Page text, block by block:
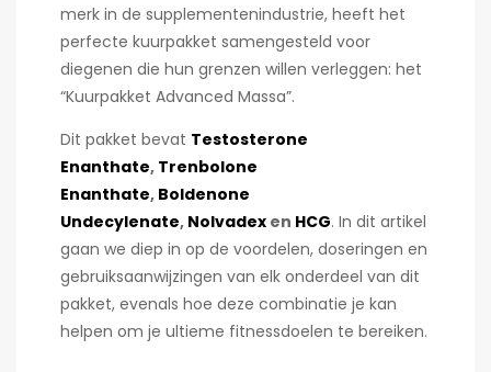
merk in de supplementenindustrie, heeft het
perfecte kuurpakket samengesteld voor
diegenen die hun grenzen willen verleggen: het
“Kuurpakket Advanced Massa”.
Dit pakket bevat Testosterone
Enanthate, Trenbolone
Enanthate, Boldenone
Undecylenate, Nolvadex en HCG. In dit artikel
gaan we diep in op de voordelen, doseringen en
gebruiksaanwijzingen van elk onderdeel van dit
pakket, evenals hoe deze combinatie je kan
helpen om je ultieme fitnessdoelen te bereiken.